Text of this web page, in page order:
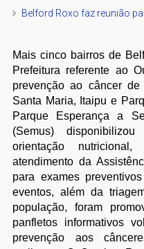
Belford Roxo faz reunião
Mais cinco bairros de
Prefeitura referente ao
prevenção ao câncer
Santa Maria, Itaipu e
Parque Esperança a
(Semus)
orientação
atendimento da
para exames
eventos, além da
população, foram
panfletos informativos
prevenção aos